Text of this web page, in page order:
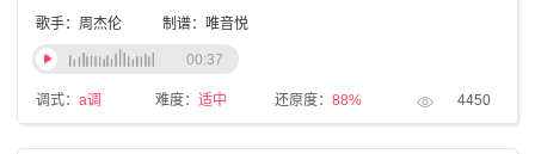
歌手：周杰伦 制谱：唯音悦
调式： a调 难度： 适中 还原度： 88% 4450
00:37